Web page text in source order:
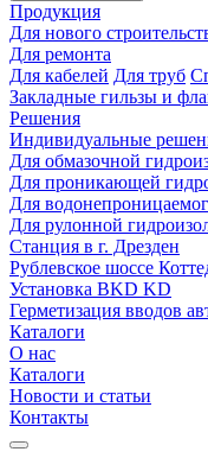
Продукция
Для нового
Для ремонта
Для кабелей Для труб
Закладные гильзы и
Решения
Индивидуальные
Для обмазочной
Для проникающей
Для
Для рулонной
Станция в г. Дрезден
Рублевское шоссе
Установка BKD KD
Герметизация вводов
Каталоги
О нас
Каталоги
Новости и статьи
Контакты